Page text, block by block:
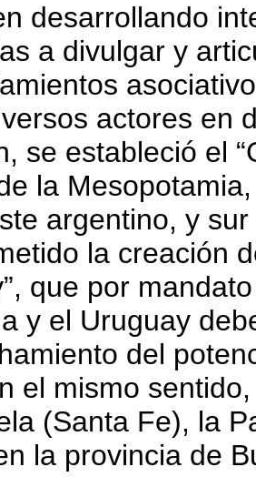
desarrollando
a divulgar y
actores en
se estableció el
la
argentino, y
la creación
que por
y el Uruguay
del
el mismo
(Santa Fe), la
la provincia de